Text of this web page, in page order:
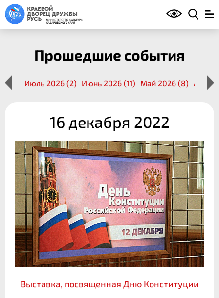
Прошедшие события
(1) Июль 2026 (2) Июнь 2026 (11) Май 2026 (8)
16 декабря 2022
Выставка, посвященная Дню Конституции